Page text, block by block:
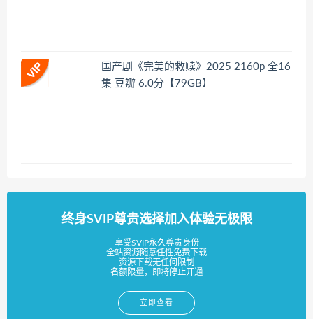
国产剧《完美的救赎》2025 2160p 全16
集 豆瓣 6.0分【79GB】
终身SVIP尊贵选择加入体验无极限
享受SVIP永久尊贵身份
全站资源随意任性免费下载
资源下载无任何限制
名额限量，即将停止开通
立即查看